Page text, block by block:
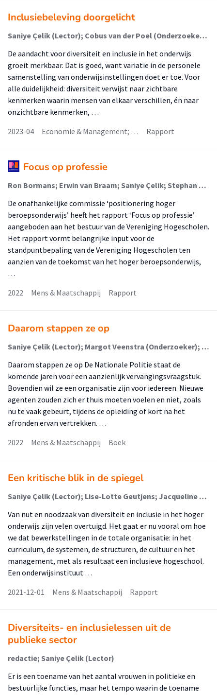
Inclusiebeleving doorgelicht
Saniye Çelik (Lector); Cobus van der Poel (Onderzoeker); Natasja Sabajo (Onderzoeker)
De aandacht voor diversiteit en inclusie in het onderwijs
groeit merkbaar. Dat is goed, want variatie in de personele
samenstelling van onderwijsinstellingen doet er toe. Voor
alle duidelijkheid: diversiteit verwijst naar zichtbare
kenmerken waarin mensen van elkaar verschillen, én naar
onzichtbare kenmerken, …
2023-04
Economie & Management; … Rapport
Focus op professie
Ron Bormans; Erwin van Braam; Saniye Çelik; Stephan Corporaal; Migchiel van Diggelen; Marleen Goumans; Evelyne Meens; Sebastian Olma; Margie Topp; Nico de Vos (Lector)
De onafhankelijke commissie ‘positionering hoger
beroepsonderwijs’ heeft het rapport ‘Focus op professie’
aangeboden aan het bestuur van de Vereniging Hogescholen.
Het rapport vormt belangrijke input voor de
standpuntbepaling van de Vereniging Hogescholen ten
aanzien van de toekomst van het hoger beroepsonderwijs,
…
2022
Mens & Maatschappij Rapport
Daarom stappen ze op
Saniye Çelik (Lector); Margot Veenstra (Onderzoeker); Jaqueline van Oijen (Onderzoeker); Natasja Sabajo (Onderzoeker)
Daarom stappen ze op De Nationale Politie staat de
komende jaren voor een aanzienlijk vervangingsvraagstuk.
Bovendien wil ze een organisatie zijn voor iedereen. Nieuwe
agenten zouden zich er thuis moeten voelen en niet, zoals
nu te vaak gebeurt, tijdens de opleiding of kort na het
afronden ervan vertrekken. …
2022
Mens & Maatschappij Boek
Een kritische blik in de spiegel
Saniye Çelik (Lector); Lise-Lotte Geutjens; Jacqueline van Oijen (Onderzoeker); Natasja Sabajo (Onderzoeker); Veronique van Miert (Onderzoeker)
Van nut en noodzaak van diversiteit en inclusie in het hoger
onderwijs zijn velen overtuigd. Het gaat er nu vooral om hoe
we dat bewerkstellingen in de totale organisatie: in het
curriculum, de systemen, de structuren, de cultuur en het
management, met als resultaat een inclusieve hogeschool.
Een onderwijsinstituut …
2021-12-01
Mens & Maatschappij Rapport
Diversiteits- en inclusielessen uit de
publieke sector
redactie; Saniye Çelik (Lector)
Er is een toename van het aantal vrouwen in politieke en
bestuurlijke functies, maar het tempo waarin de toename